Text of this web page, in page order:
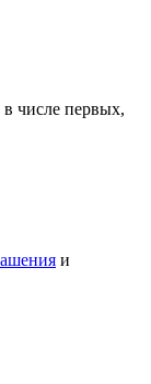
в числе первых,
и